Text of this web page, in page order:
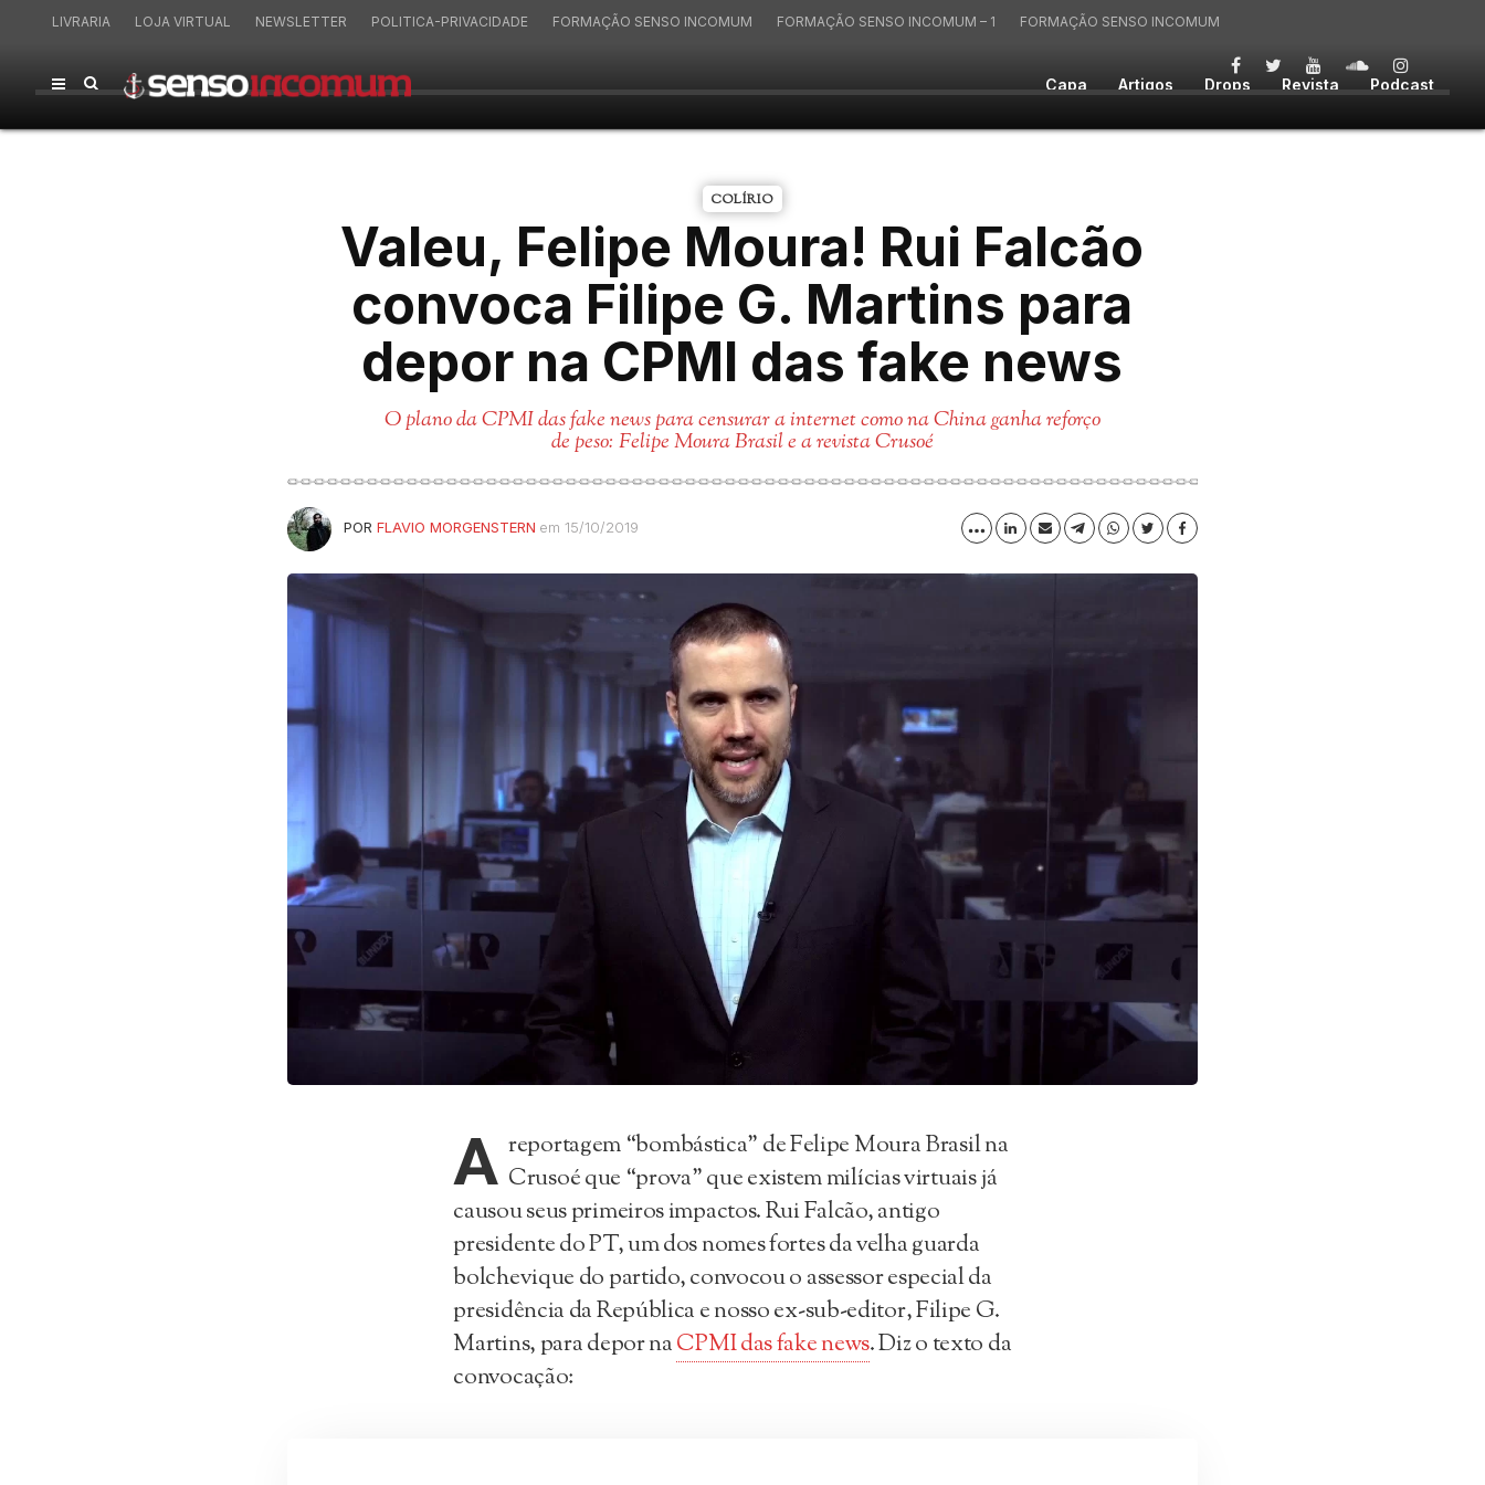
Capa Artigos Drops Revista Podcast
LIVRARIA LOJA VIRTUAL NEWSLETTER POLITICA-PRIVACIDADE FORMAÇÃO SENSO INCOMUM FORMAÇÃO SENSO INCOMUM – 1 FORMAÇÃO SENSO INCOMUM
COLÍRIO
Valeu, Felipe Moura! Rui Falcão
convoca Filipe G. Martins para
depor na CPMI das fake news
O plano da CPMI das fake news para censurar a internet como na China ganha reforço
de peso: Felipe Moura Brasil e a revista Crusoé
PORFLAVIO MORGENSTERN em 15/10/2019
A reportagem “bombástica” de Felipe Moura Brasil na
Crusoé que “prova” que existem milícias virtuais já
causou seus primeiros impactos. Rui Falcão, antigo
presidente do PT, um dos nomes fortes da velha guarda
bolchevique do partido, convocou o assessor especial da
presidência da República e nosso ex-sub-editor, Filipe G.
Martins, para depor naCPMI das fake news. Diz o texto da
convocação: